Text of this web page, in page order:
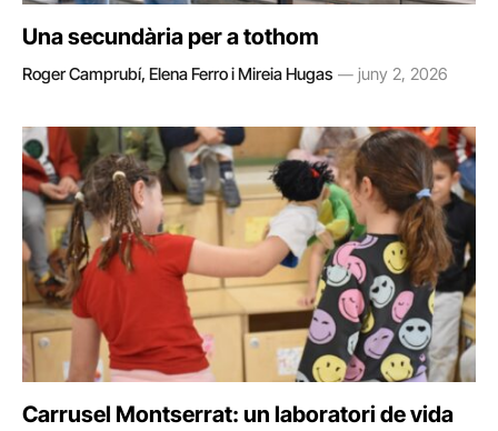
Una secundària per a tothom
Roger Camprubí, Elena Ferro i Mireia Hugas juny 2, 2026
Carrusel Montserrat: un laboratori de vida